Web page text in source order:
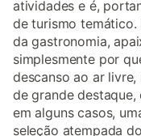
atividades e é,
de turismo
da gastronomia,
simplesmente por
descanso ao ar
de grande
em alguns casos,
seleção atempada